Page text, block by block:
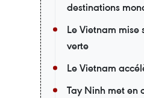
destinations
Le Vietnam mise
verte
Le Vietnam
Tay Ninh met en